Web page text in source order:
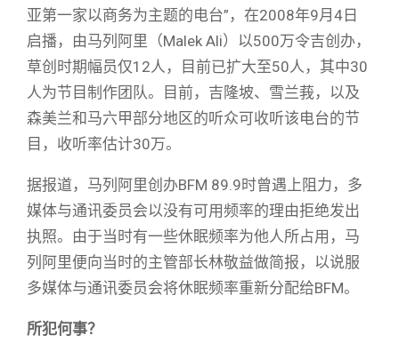
亚第一家以商务为主题的电台”，在2008年9月4日
启播，由马列阿里（Malek Ali）以500万令吉创办，
草创时期幅员仅12人，目前已扩大至50人，其中30
人为节目制作团队。目前，吉隆坡、雪兰莪，以及
森美兰和马六甲部分地区的听众可收听该电台的节
目，收听率估计30万。
据报道，马列阿里创办BFM 89.9时曾遇上阻力，多
媒体与通讯委员会以没有可用频率的理由拒绝发出
执照。由于当时有一些休眠频率为他人所占用，马
列阿里便向当时的主管部长林敬益做简报，以说服
多媒体与通讯委员会将休眠频率重新分配给BFM。
所犯何事？